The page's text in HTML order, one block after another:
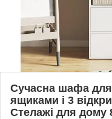
Сучасна шафа
ящиками і 3
Стелажі для дому